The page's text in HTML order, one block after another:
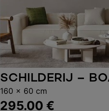
Toevoegen aan
SCHILDERIJ –
295.00 €
160 x 60 cm